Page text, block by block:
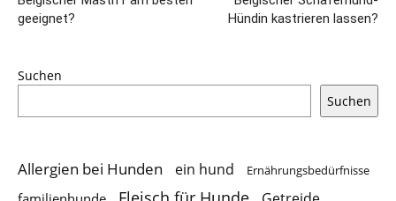
geeignet?
Hündin kastrieren lassen?
Suchen
Suchen
Allergien bei Hunden ein hund Ernährungsbedürfnisse